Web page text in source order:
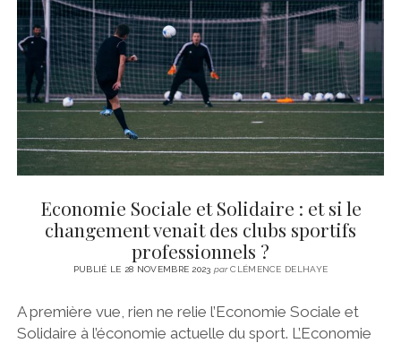
CINÉMA
LITTÉRATURE
ÉCONOMIE
SPORT
MÉDIAS
SANTÉ
instagram
emailemail-
form
Economie Sociale et Solidaire : et si le
changement venait des clubs sportifs
professionnels ?
PUBLIÉ LE 28 NOVEMBRE 2023 parCLÉMENCE DELHAYE
A première vue, rien ne relie l’Economie Sociale et
Solidaire à l’économie actuelle du sport. L’Economie